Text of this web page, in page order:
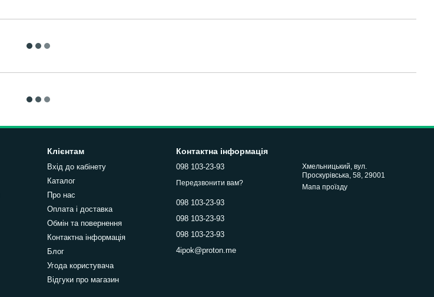
Клієнтам
Вхід до кабінету
Каталог
Про нас
Оплата і доставка
Обмін та повернення
Контактна інформація
Блог
Угода користувача
Відгуки про магазин
Контактна інформація
098 103-23-93
Передзвонити вам?
098 103-23-93
098 103-23-93
098 103-23-93
4ipok@proton.me
Хмельницький, вул.
Проскурівська, 58, 29001
Мапа проїзду